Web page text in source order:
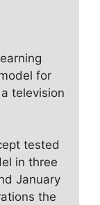
for
television
tested
in three
January
the